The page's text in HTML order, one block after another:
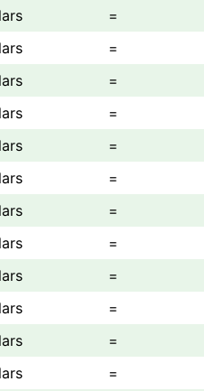
=
=
=
=
=
=
=
=
=
=
=
=